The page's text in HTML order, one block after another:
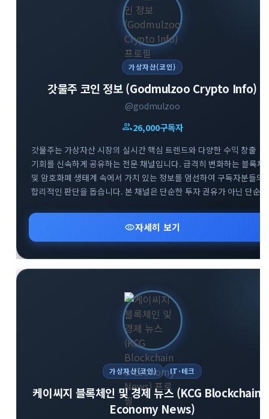
가상자산(코인)
갓물주 코인 정보 (Godmulzoo Crypto Info)
@godmulzoo
group26,000구독자
갓물주는 가상자산 시장의 실시간 핵심 트렌드와 다양한 수익 창출
기회를 신속하게 공유하는 전문 채널입니다. 급격히 변화하는 블록체
및 암호화폐 생태계 속에서 가치 있는 정보를 엄선하여 구독자분들의
합리적인 판단을 돕습니다. 본 채널은 단순한 투자 권유가 아닌 단순
투자 문화를 지향합니다. 시장의 흐름을 빠르게 파악하고 성공적인
투자 인사이트를 넓혀보세요.visibility자세히 보기
가상자산(코인) IT·테크
케이씨지 블록체인 및 경제 뉴스 (KCG Blockchain
Economy News)